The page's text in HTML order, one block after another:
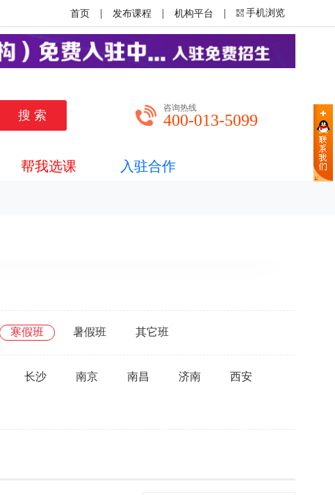
首页 | 发布课程 | 机构平台 | 手机浏览
咨询热线
400-013-5099
帮我选课 入驻合作
寒假班 暑假班 其它班
长沙 南京 南昌 济南 西安